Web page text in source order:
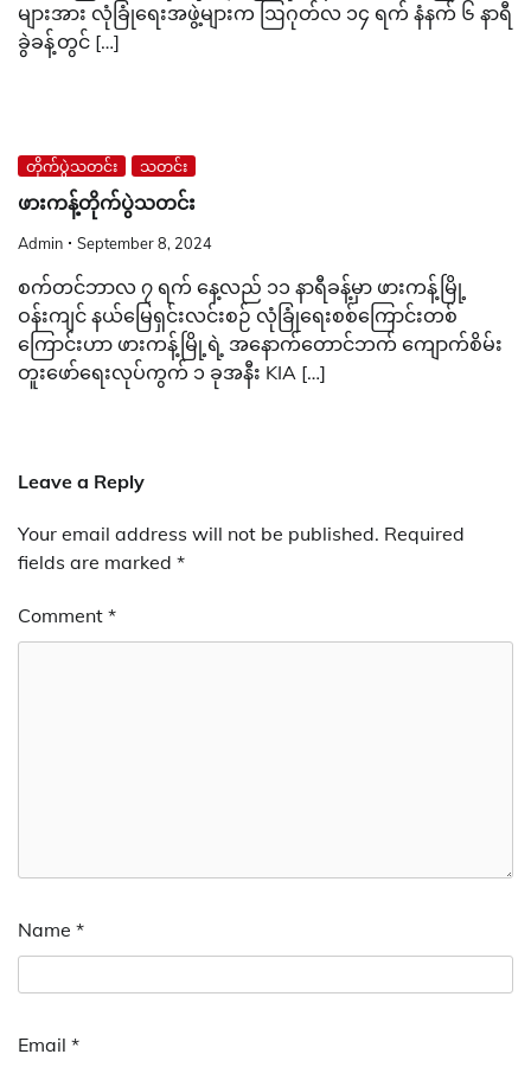
များအား လုံခြုံရေးအဖွဲ့များက ဩဂုတ်လ ၁၄ ရက် နံနက် ၆ နာရီ
ခွဲခန့်တွင် […]
တိုက်ပွဲသတင်း သတင်း
ဖားကန့်တိုက်ပွဲသတင်း
Admin September 8, 2024
စက်တင်ဘာလ ၇ ရက် နေ့လည် ၁၁ နာရီခန့်မှာ ဖားကန့်မြို့
ဝန်းကျင် နယ်မြေရှင်းလင်းစဉ် လုံခြုံရေးစစ်ကြောင်းတစ်
ကြောင်းဟာ ဖားကန့်မြို့ရဲ့ အနောက်တောင်ဘက် ကျောက်စိမ်း
တူးဖော်ရေးလုပ်ကွက် ၁ ခုအနီး KIA […]
Leave a Reply
Your email address will not be published. Required
fields are marked *
Comment *
Name *
Email *